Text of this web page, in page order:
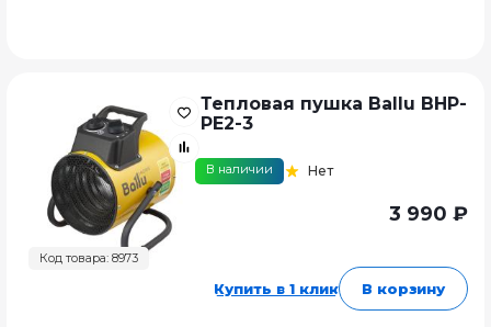
Код товара: 8973
Тепловая пушка Ballu BHP-
PE2-3
В наличии Нет
3 990 ₽
Купить в 1 клик В корзину